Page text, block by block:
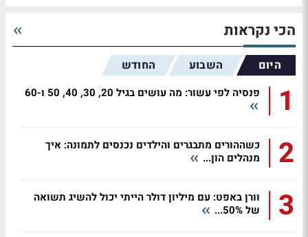
הכי נקראות
היום השבוע החודש
1 פנסיה לפי עשור: מה עושים בגיל 20, 30, 40, 50 ו-60
2
כשההורים מתבגרים והילדים נכנסים לתמונה: איך
מנהלים הון...
3
וורן באפט: עם מיליון דולר הייתי יכול להשיג תשואה
של 50%...